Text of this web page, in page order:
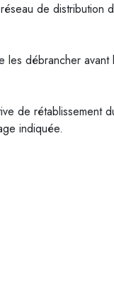
de distribution
les débrancher
de
indiquée.